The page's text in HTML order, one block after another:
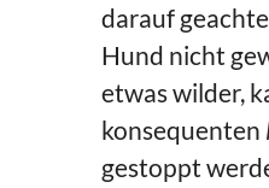
darauf
Hund nicht
etwas wilder,
konsequenten
gestoppt